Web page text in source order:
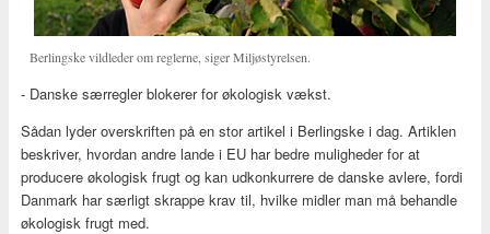
Berlingske vildleder om reglerne, siger Miljøstyrelsen.
- Danske særregler blokerer for økologisk vækst.
Sådan lyder overskriften på en stor artikel i Berlingske i dag. Artiklen
beskriver, hvordan andre lande i EU har bedre muligheder for at
producere økologisk frugt og kan udkonkurrere de danske avlere, fordi
Danmark har særligt skrappe krav til, hvilke midler man må behandle
økologisk frugt med.